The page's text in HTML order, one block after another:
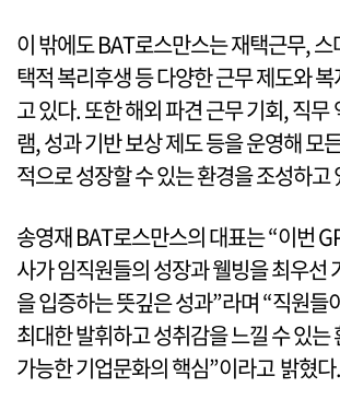
이 밖에도 BAT로스만스는 재택근무,
택적 복리후생 등 다양한 근무 제도와
고 있다. 또한 해외 파견 근무 기회, 직무
램, 성과 기반 보상 제도 등을 운영해 모
적으로 성장할 수 있는 환경을 조성하고
송영재 BAT로스만스의 대표는 “이번
사가 임직원들의 성장과 웰빙을 최우선
을 입증하는 뜻깊은 성과”라며 “직원들
최대한 발휘하고 성취감을 느낄 수 있는
가능한 기업문화의 핵심”이라고 밝혔다.